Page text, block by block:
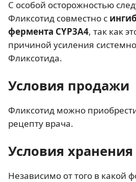
С особой осторожностью
Фликсотид совместно с
фермента CYP3A4, так как
причиной усиления
Фликсотида.
Условия продажи
Фликсотид можно
рецепту врача.
Условия хранения
Независимо от того в какой